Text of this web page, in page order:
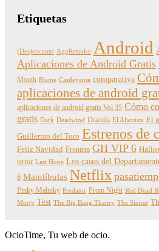
Etiquetas
(Des)encanto AggRetsuko Android
Aplicaciones de Android Gratis
Mouth Blame Castlevania comparativa
aplicaciones de android
aplicaciones de android gratis Vol 35 Cómo
gratis Dark Deadwind Dracula El Alienista El
Guillermo del Toro Estrenos de
Feliz Navidad Frontera GH VIP 6
terror Last Hope Los casos del
6 Mandíbulas Netflix
Pinky Malinky Predator Prom Night Red Dead
Morty Test The Big Bang Theory The Sinner
OcioTime, Tu web de ocio.